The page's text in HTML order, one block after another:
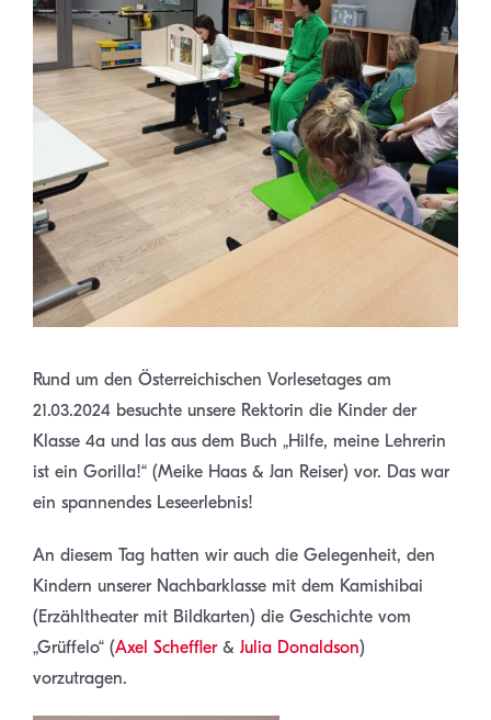
Rund um den Österreichischen Vorlesetages am
21.03.2024 besuchte unsere Rektorin die Kinder der
Klasse 4a und las aus dem Buch „Hilfe, meine Lehrerin
ist ein Gorilla!“ (Meike Haas & Jan Reiser) vor. Das war
ein spannendes Leseerlebnis!
An diesem Tag hatten wir auch die Gelegenheit, den
Kindern unserer Nachbarklasse mit dem Kamishibai
(Erzähltheater mit Bildkarten) die Geschichte vom
„Grüffelo“ (Axel Scheffler& Julia Donaldson)
vorzutragen.